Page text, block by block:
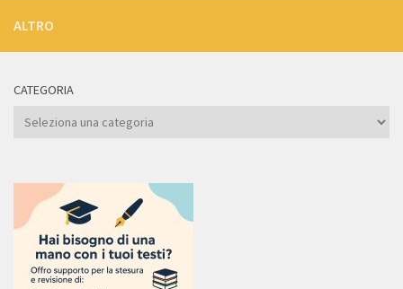
ALTRO
CATEGORIA
Categoria